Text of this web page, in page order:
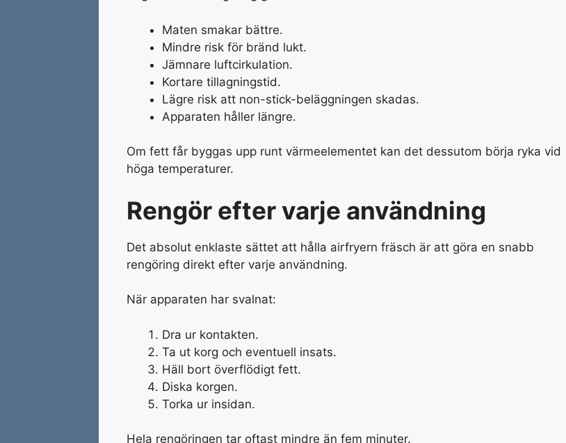
Maten smakar bättre.
Mindre risk för bränd lukt.
Jämnare luftcirkulation.
Kortare tillagningstid.
Lägre risk att non-stick-beläggningen skadas.
Apparaten håller längre.
Om fett får byggas upp runt värmeelementet kan det dessutom börja ryka vid
höga temperaturer.
Rengör efter varje användning
Det absolut enklaste sättet att hålla airfryern fräsch är att göra en snabb
rengöring direkt efter varje användning.
När apparaten har svalnat:
Dra ur kontakten.
Ta ut korg och eventuell insats.
Häll bort överflödigt fett.
Diska korgen.
Torka ur insidan.
Hela rengöringen tar oftast mindre än fem minuter.